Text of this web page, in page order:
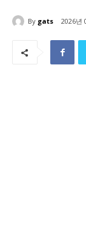
By gats 2026년